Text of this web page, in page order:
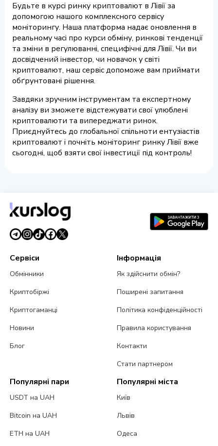
Будьте в курсі ринку криптовалют в Лівії за
допомогою нашого комплексного сервісу
моніторингу. Наша платформа надає оновлення в
реальному часі про курси обміну, ринкові тенденції
та зміни в регулюванні, специфічні для Лівії. Чи ви
досвідчений інвестор, чи новачок у світі
криптовалют, наш сервіс допоможе вам приймати
обґрунтовані рішення.
Завдяки зручним інструментам та експертному
аналізу ви зможете відстежувати свої улюблені
криптовалюти та випереджати ринок.
Приєднуйтесь до глобальної спільноти ентузіастів
криптовалют і почніть моніторинг ринку Лівії вже
сьогодні, щоб взяти свої інвестиції під контроль!
Сервіси
Обмінники
Криптобіржі
Криптогаманці
Новини
Блог
Інформація
Як здійснити обмін?
Поширені запитання
Політика конфіденційності
Правила користування
Контакти
Стати партнером
Популярні пари
USDT на UAH
Bitcoin на UAH
ETH на UAH
Популярні міста
Київ
Львів
Одеса